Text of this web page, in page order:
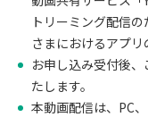
トリーミング配信
さまにおけるアプリ
お申し込み受付後
たします。
本動画配信は、PC